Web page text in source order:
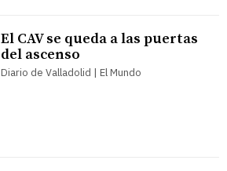
El CAV se queda a las puertas
del ascenso
Diario de Valladolid | El Mundo